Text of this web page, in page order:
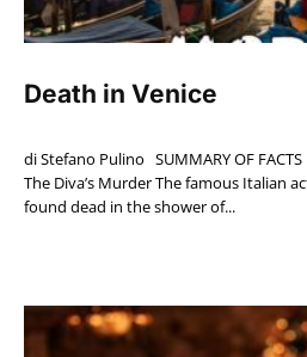
Death in Venice
di Stefano Pulino SUMMARY OF
The Diva’s Murder The famous Italian
found dead in the shower of...